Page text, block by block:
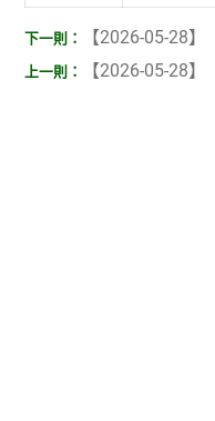
【2026-05-28】
【2026-05-28】